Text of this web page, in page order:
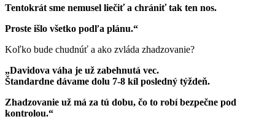
Tentokrát sme nemusel liečiť a chrániť tak ten nos.
Proste išlo všetko podľa plánu.“
Koľko bude chudnúť a ako zvláda zhadzovanie?
„Davidova váha je už zabehnutá vec.
Štandardne dávame dolu 7-8 kíl posledný týždeň.
Zhadzovanie už má za tú dobu, čo to robí bezpečne pod
kontrolou.“